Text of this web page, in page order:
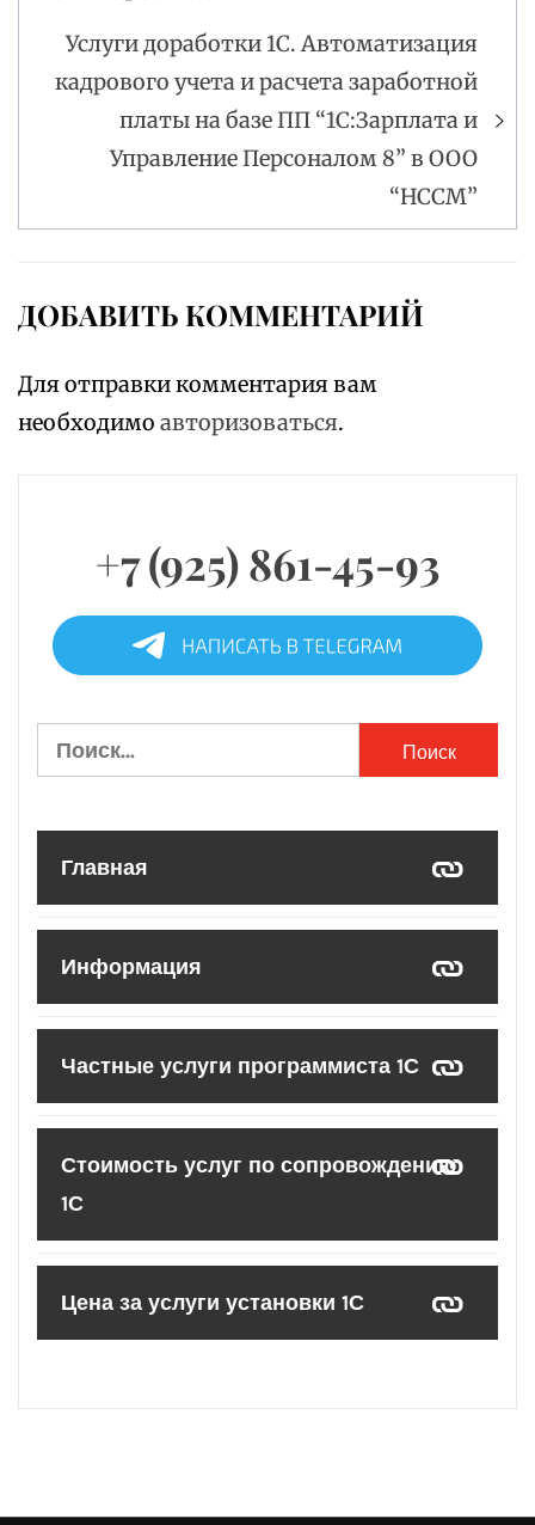
Услуги доработки 1С. Автоматизация
кадрового учета и расчета заработной
платы на базе ПП “1С:Зарплата и
Управление Персоналом 8” в ООО
“НССМ”
ДОБАВИТЬ КОММЕНТАРИЙ
Для отправки комментария вам
необходимо авторизоваться.
+7 (925) 861-45-93
Найти:
Главная
Информация
Частные услуги программиста 1С
Стоимость услуг по сопровождению
1С
Цена за услуги установки 1С